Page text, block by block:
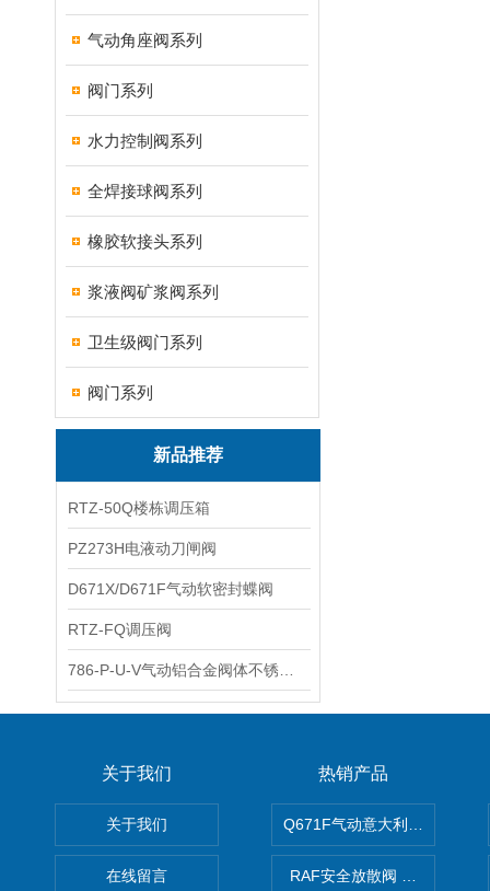
气动角座阀系列
阀门系列
水力控制阀系列
全焊接球阀系列
橡胶软接头系列
浆液阀矿浆阀系列
卫生级阀门系列
阀门系列
新品推荐
RTZ-50Q楼栋调压箱
PZ273H电液动刀闸阀
D671X/D671F气动软密封蝶阀
RTZ-FQ调压阀
关于我们
关于我们
在线留言
热销产品
Q671F气动意大利式薄型球阀
RAF安全放散阀 阀生产